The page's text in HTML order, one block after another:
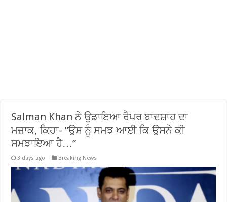
Salman Khan ਨੇ ਉਡਾਇਆ ਰੈਪਰ ਬਾਦਸ਼ਾਹ ਦਾ
ਮਜ਼ਾਕ, ਕਿਹਾ- ”ਉਸ ਨੂੰ ਸਮਝ ਆਈ ਕਿ ਉਸਨੇ ਕੀ
ਸਮਝਾਇਆ ਹੈ…”
3 days ago Breaking News